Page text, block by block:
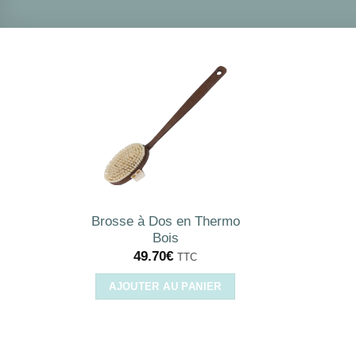
Brosse à Dos en Thermo
Bois
49.70€ TTC
AJOUTER AU PANIER